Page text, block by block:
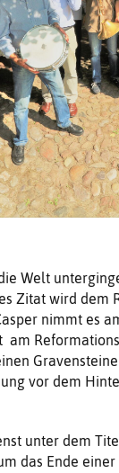
Welt
Zitat wird dem
nimmt es
am
vor dem
unter dem
das Ende